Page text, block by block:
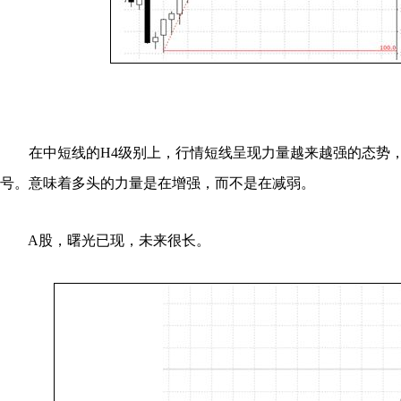
在中短线的H4级别上，行情短线呈现力量越来越强的态势
号。意味着多头的力量是在增强，而不是在减弱。
A股，曙光已现，未来很长。